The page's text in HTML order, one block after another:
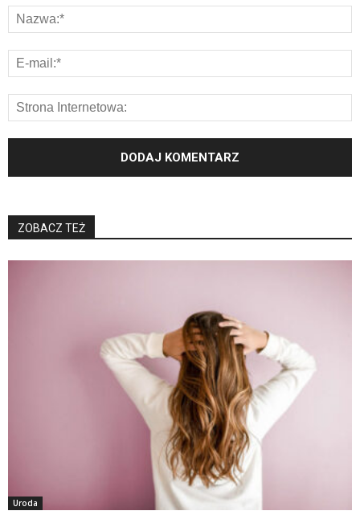
ZOBACZ TEŻ
Uroda